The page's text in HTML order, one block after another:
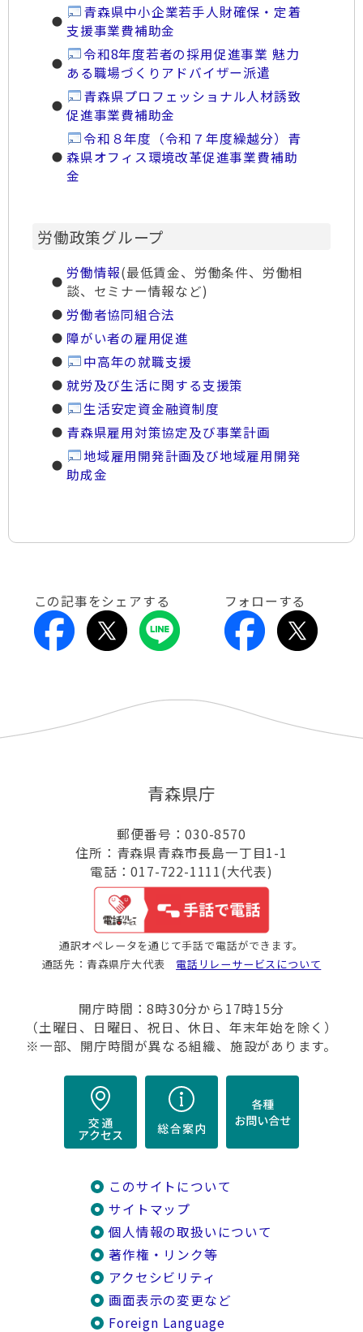
青森県中小企業若手人財確保・定着
支援事業費補助金
令和8年度若者の採用促進事業 魅力
ある職場づくりアドバイザー派遣
青森県プロフェッショナル人材誘致
促進事業費補助金
令和８年度（令和７年度繰越分）青
森県オフィス環境改革促進事業費補助
金
労働政策グループ
労働情報(最低賃金、労働条件、労働相
談、セミナー情報など)
労働者協同組合法
障がい者の雇用促進
中高年の就職支援
就労及び生活に関する支援策
生活安定資金融資制度
青森県雇用対策協定及び事業計画
地域雇用開発計画及び地域雇用開発
助成金
この記事をシェアする フォローする
青森県庁
郵便番号：030-8570
住所：青森県青森市長島一丁目1-1
電話：017-722-1111(大代表)
通訳オペレータを通じて手話で電話ができます。
通話先：青森県庁大代表 電話リレーサービスについて
開庁時間：8時30分から17時15分
（土曜日、日曜日、祝日、休日、年末年始を除く）
※一部、開庁時間が異なる組織、施設があります。
このサイトについて
サイトマップ
個人情報の取扱いについて
著作権・リンク等
アクセシビリティ
画面表示の変更など
Foreign Language